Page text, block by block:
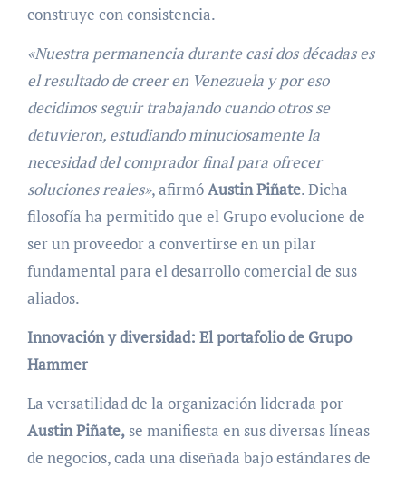
construye con consistencia.
«Nuestra permanencia durante casi dos décadas es
el resultado de creer en Venezuela y por eso
decidimos seguir trabajando cuando otros se
detuvieron, estudiando minuciosamente la
necesidad del comprador final para ofrecer
soluciones reales», afirmóAustin Piñate. Dicha
filosofía ha permitido que el Grupo evolucione de
ser un proveedor a convertirse en un pilar
fundamental para el desarrollo comercial de sus
aliados.
Innovación y diversidad: El portafolio de Grupo
Hammer
La versatilidad de la organización liderada por
Austin Piñate,se manifiesta en sus diversas líneas
de negocios, cada una diseñada bajo estándares de